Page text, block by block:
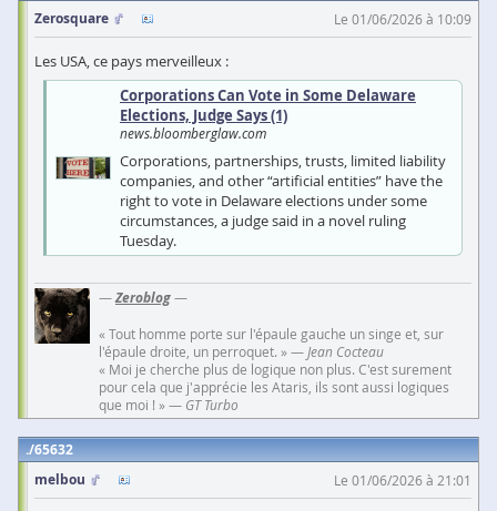
Zerosquare
Le 01/06/2026 à 10:09
Les USA, ce pays merveilleux :
Corporations Can Vote in Some Delaware
Elections, Judge Says (1)
news.bloomberglaw.com
Corporations, partnerships, trusts, limited liability
companies, and other “artificial entities” have the
right to vote in Delaware elections under some
circumstances, a judge said in a novel ruling
Tuesday.
—Zeroblog—
« Tout homme porte sur l'épaule gauche un singe et, sur
l'épaule droite, un perroquet. » — Jean Cocteau
« Moi je cherche plus de logique non plus. C'est surement
pour cela que j'apprécie les Ataris, ils sont aussi logiques
que moi ! » — GT Turbo
65632
melbou
Le 01/06/2026 à 21:01